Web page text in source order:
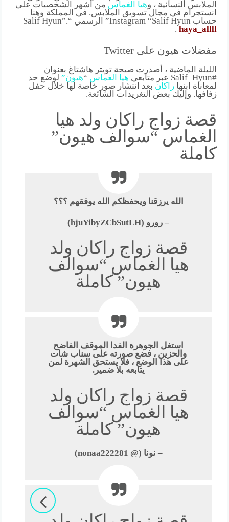
الملابس النسائية ، وهيا الغماس من أشهر الشخصيات على
انستجرام في مجال تسويق الملابس. في المملكة وهنا
حساب Instagram “Salif Hyun” الرسمي “Salif Hyun”.
haya_allll
مفضلات هيون على Twitter
الليلة الماضية ، أصدرت صيحة تويتر هاشتاغ بعنوان
#Salif_Hyun عبر متابعي
هيا الغماس “هيون” لوضع حد
لمعاناة ابنهاراكان بعد انتشار صور خاصة لها خلال حفل
زفافها. وإليك بعض التغريدات الشائعة.
قصة زواج راكان ولد هيا
الغماس “سوالف هيون”
كاملة
الله يرزقنا ويحفظكم الله يوفقهم ؟؟؟
– رورو (hjuYibyZCbSutLH)
قصة زواج راكان ولد
هيا الغماس “سوالف
هيون” كاملة
استغل الجوهرة الفدا الموقف الفاضح
والحزين ، فضع صورته على سناب شات
على هذا الوضع ، فلا يستحق الشهرة لمن
يتابعه بلا ضمير.
قصة زواج راكان ولد
هيا الغماس “سوالف
هيون” كاملة
– نونا (@ nonaa222281)